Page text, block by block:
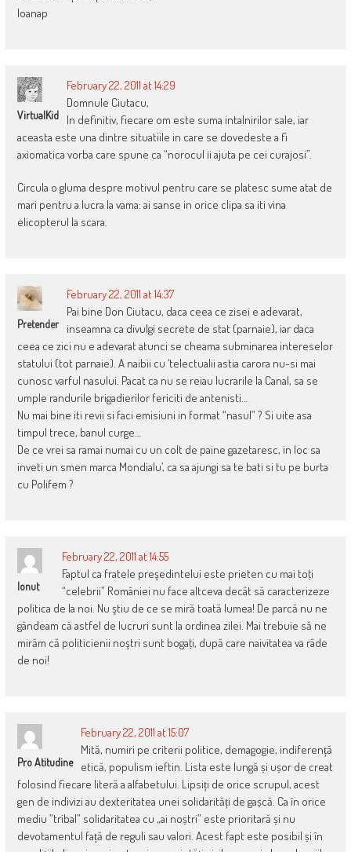
Ioanap
VirtualKid
February 22, 2011 at 14:29
Domnule Ciutacu,
In definitiv, fiecare om este suma intalnirilor sale, iar
aceasta este una dintre situatiile in care se dovedeste a fi
axiomatica vorba care spune ca “norocul ii ajuta pe cei curajosi”.
Circula o gluma despre motivul pentru care se platesc sume atat de
mari pentru a lucra la vama: ai sanse in orice clipa sa iti vina
elicopterul la scara.
Pretender
February 22, 2011 at 14:37
Pai bine Don Ciutacu, daca ceea ce zisei e adevarat,
inseamna ca divulgi secrete de stat (parnaie), iar daca
ceea ce zici nu e adevarat atunci se cheama subminarea intereselor
statului (tot parnaie). A naibii cu ‘telectualii astia carora nu-si mai
cunosc varful nasului. Pacat ca nu se reiau lucrarile la Canal, sa se
umple randurile brigadierilor fericiti de antenisti…
Nu mai bine iti revii si faci emisiuni in format “nasul” ? Si uite asa
timpul trece, banul curge…
De ce vrei sa ramai numai cu un colt de paine gazetaresc, in loc sa
inveti un smen marca Mondialu’, ca sa ajungi sa te bati si tu pe burta
cu Polifem ?
Ionut
February 22, 2011 at 14:55
Faptul ca fratele preşedintelui este prieten cu mai toţi
“celebrii” României nu face altceva decât să caracterizeze
politica de la noi. Nu ştiu de ce se miră toată lumea! De parcă nu ne
gândeam că astfel de lucruri sunt la ordinea zilei. Mai trebuie să ne
mirăm că politicienii noştri sunt bogaţi, după care naivitatea va râde
de noi!
Pro Atitudine
February 22, 2011 at 15:07
Mită, numiri pe criterii politice, demagogie, indiferență
etică, populism ieftin. Lista este lungă și ușor de creat
folosind fiecare literă a alfabetului. Lipsiți de orice scrupul, acest
gen de indivizi au dexteritatea unei solidarități de gașcă. Ca în orice
mediu ”tribal” solidaritatea cu „ai noștri” este prioritară și nu
devotamentul față de reguli sau valori. Acest fapt este posibil și în